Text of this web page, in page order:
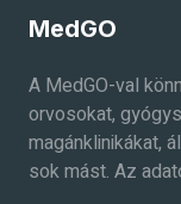
MedGO
A MedGO-val
orvosokat,
magánklinikákat,
sok mást. Az